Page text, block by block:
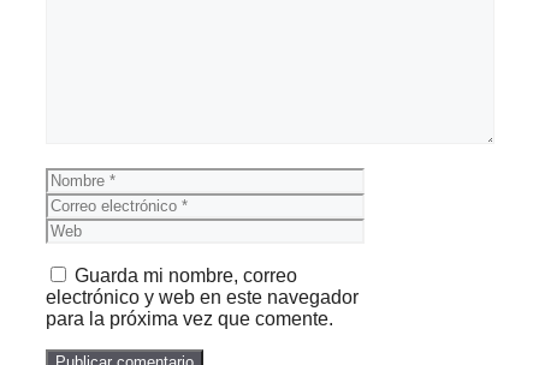
Nombre
Correo
electrónico
Web
Guarda mi nombre, correo
electrónico y web en este navegador
para la próxima vez que comente.